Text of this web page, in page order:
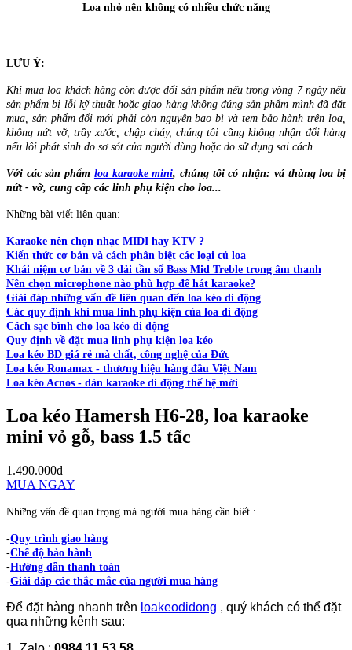
Loa nhỏ nên không có nhiều chức năng
LƯU Ý:
Khi mua loa khách hàng còn được đổi sản phẩm nếu trong vòng 7 ngày nếu
sản phẩm bị lỗi kỹ thuật hoặc giao hàng không đúng sản phẩm mình đã đặt
mua, sản phẩm đổi mới phải còn nguyên bao bì và tem bảo hành trên loa,
không nứt vỡ, trầy xước, chập cháy, chúng tôi cũng không nhận đổi hàng
nếu lỗi phát sinh do sơ sót của người dùng hoặc do sử dụng sai cách.
Với các sản phẩm loa karaoke mini, chúng tôi có nhận: vá thùng loa bị
nứt - vỡ, cung cấp các linh phụ kiện cho loa...
Những bài viết liên quan:
Karaoke nên chọn nhạc MIDI hay KTV ?
Kiến thức cơ bản và cách phân biệt các loại củ loa
Khái niệm cơ bản về 3 dải tần số Bass Mid Treble trong âm thanh
Nên chọn microphone nào phù hợp để hát karaoke?
Giải đáp những vấn đề liên quan đến loa kéo di động
Các quy định khi mua linh phụ kiện của loa di động
Cách sạc bình cho loa kéo di động
Quy định về đặt mua linh phụ kiện loa kéo
Loa kéo BD giá rẻ mà chất, công nghệ của Đức
Loa kéo Ronamax - thương hiệu hàng đầu Việt Nam
Loa kéo Acnos - dàn karaoke di động thế hệ mới
Loa kéo Hamersh H6-28, loa karaoke
mini vỏ gỗ, bass 1.5 tấc
1.490.000đ
MUA NGAY
Những vấn đề quan trọng mà người mua hàng cần biết :
-Quy trình giao hàng
-Chế độ bảo hành
-Hướng dẫn thanh toán
-Giải đáp các thắc mắc của người mua hàng
Để đặt hàng nhanh trên loakeodidong , quý khách có thể đặt
qua những kênh sau: